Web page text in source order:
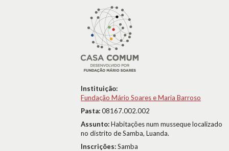
Instituição:
Fundação Mário Soares e Maria Barroso
Pasta:08167.002.002
Assunto:Habitações num musseque localizado
no distrito de Samba, Luanda.
Inscrições:Samba